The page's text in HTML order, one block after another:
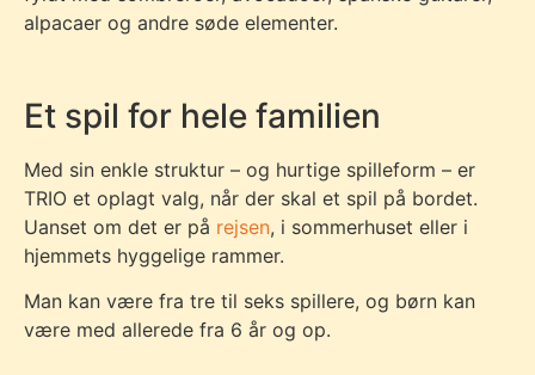
alpacaer og andre søde elementer.
Et spil for hele familien
Med sin enkle struktur – og hurtige spilleform – er
TRIO et oplagt valg, når der skal et spil på bordet.
Uanset om det er på rejsen, i sommerhuset eller i
hjemmets hyggelige rammer.
Man kan være fra tre til seks spillere, og børn kan
være med allerede fra 6 år og op.